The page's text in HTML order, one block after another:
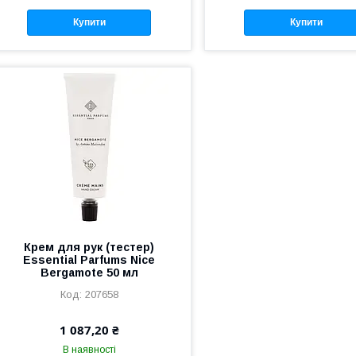
Купити Купити
Крем для рук (тестер)
Essential Parfums Nice
Bergamote 50 мл
207658
1 087,20 ₴
В наявності